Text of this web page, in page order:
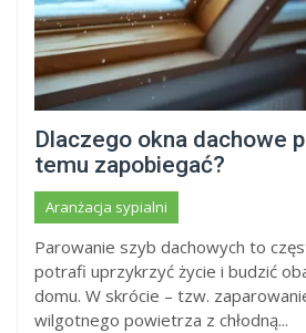
Dlaczego okna dachowe
temu zapobiegać?
Aranżacja sypialni
Parowanie szyb dachowych to
potrafi uprzykrzyć życie i budzić
domu. W skrócie – tzw.
wilgotnego powietrza z chłodną...